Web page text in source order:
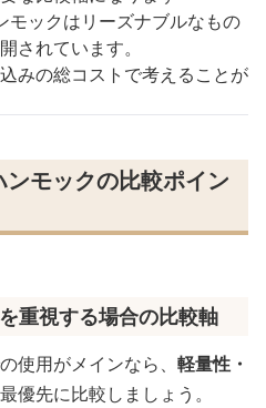
モックはリーズナブルなもの
されています。
みの総コストで考えることが
モックの比較ポイン
重視する場合の比較軸
使用がメインなら、 軽量性・
優先に比較しましょう。